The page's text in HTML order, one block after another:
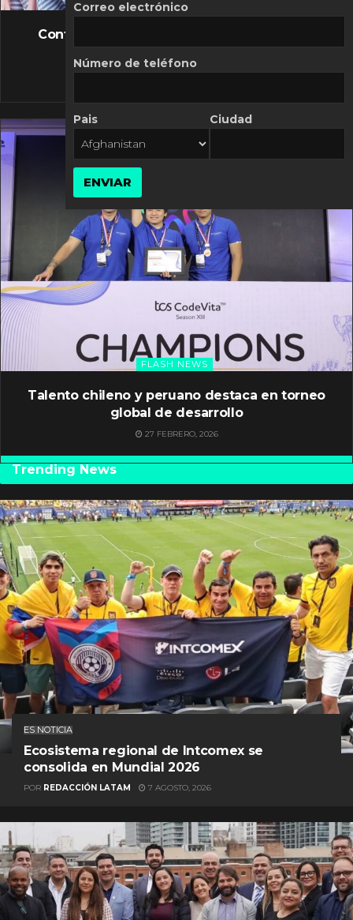
FLASH NEWS
Controversia de Mercado Libre por costos
10 MARZO, 2026
FLASH NEWS
Talento chileno y peruano destaca en torneo
global de desarrollo
27 FEBRERO, 2026
Trending News
ES NOTICIA
Ecosistema regional de Intcomex se
consolida en Mundial 2026
POR REDACCIÓN LATAM 7 AGOSTO, 2026
Correo electrónico
Número de teléfono
Pais Ciudad
ENVIAR